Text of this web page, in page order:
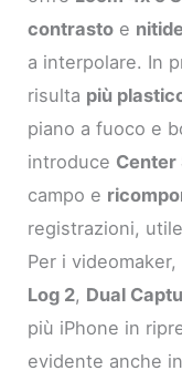
contrasto e
a interpolare. In
risulta più
piano a fuoco e
introduce Center
campo e
registrazioni,
Per i videomaker,
Log 2, Dual
più iPhone in
evidente anche